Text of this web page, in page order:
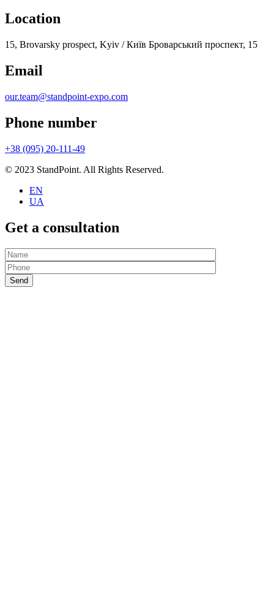
Location
15, Brovarsky prospect, Kyiv / Київ Броварський проспект, 15
Email
our.team@standpoint-expo.com
Phone number
+38 (095) 20-111-49
© 2023 StandPoint. All Rights Reserved.
EN
UA
Get a consultation